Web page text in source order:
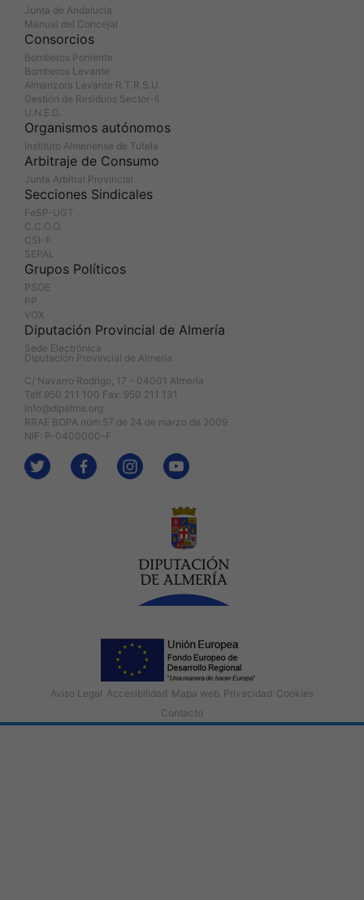
Junta de Andalucia
Manual del Concejal
Consorcios
Bomberos Poniente
Bomberos Levante
Almanzora Levante R.T.R.S.U.
Gestión de Residuos Sector-II
U.N.E.D.
Organismos autónomos
Instituto Almeriense de Tutela
Arbitraje de Consumo
Junta Arbitral Provincial
Secciones Sindicales
FeSP-UGT
C.C.O.O.
CSI-F
SEPAL
Grupos Políticos
PSOE
PP
VOX
Diputación Provincial de Almería
Sede Electrónica
Diputación Provincial de Almería
C/ Navarro Rodrigo, 17 - 04001 Almería
Telf 950 211 100 Fax: 950 211 131
info@dipalme.org
RRAE BOPA núm 57 de 24 de marzo de 2009
NIF: P-0400000-F
Aviso Legal Accesibilidad Mapa web Privacidad Cookies
Contacto